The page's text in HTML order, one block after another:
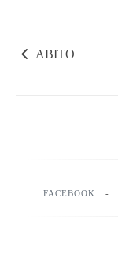
ABITO
FACEBOOK